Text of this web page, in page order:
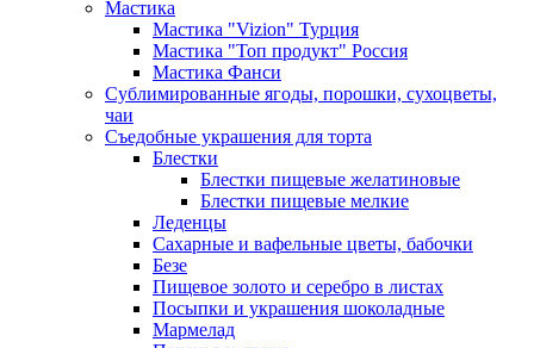
Мастика
Мастика "Vizion" Турция
Мастика "Топ продукт" Россия
Мастика Фанси
Сублимированные ягоды, порошки, сухоцветы,
чаи
Съедобные украшения для торта
Блестки
Блестки пищевые желатиновые
Блестки пищевые мелкие
Леденцы
Сахарные и вафельные цветы, бабочки
Безе
Пищевое золото и серебро в листах
Посыпки и украшения шоколадные
Мармелад